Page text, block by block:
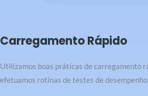
Carregamento Rápido
Utilizamos boas práticas de carregamento
efetuamos rotinas de testes de